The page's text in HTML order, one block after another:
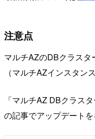
注意点
マルチAZのDBクラスタ
（マルチAZインスタン
「マルチAZ DBクラス
の記事でアップデート